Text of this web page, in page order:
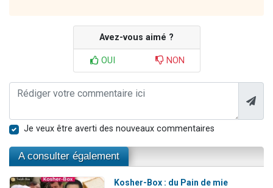
Avez-vous aimé ?
OUI NON
Je veux être averti des nouveaux commentaires
A consulter également
Kosher-Box : du Pain de mie